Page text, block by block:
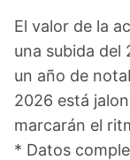
El valor de la
una subida del
un año de
2026 está
marcarán el
* Datos